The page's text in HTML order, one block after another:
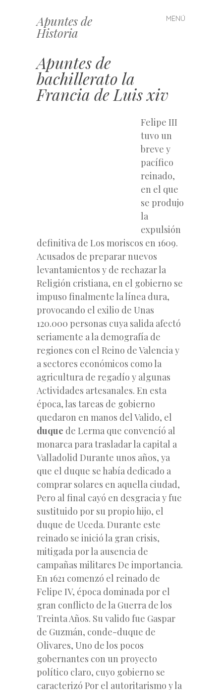
Apuntes de
Historia
MENÚ
Saltar
al
Apuntes de
bachillerato la
Francia de Luis xiv
Felipe III
tuvo un
breve y
pacífico
reinado,
en el que
se produjo
la
expulsión
definitiva de Los moriscos en 1609.
Acusados de preparar nuevos
levantamientos y de rechazar la
Religión cristiana, en el gobierno se
impuso finalmente la línea dura,
provocando el exilio de Unas
120.000 personas cuya salida afectó
seriamente a la demografía de
regiones con el Reino de Valencia y
a sectores económicos como la
agricultura de regadío y algunas
Actividades artesanales. En esta
época, las tareas de gobierno
quedaron en manos del Valido, el
duque de Lerma que convencíó al
monarca para trasladar la capital a
Valladolid Durante unos años, ya
que el duque se había dedicado a
comprar solares en aquella ciudad,
Pero al final cayó en desgracia y fue
sustituido por su propio hijo, el
duque de Uceda. Durante este
reinado se inició la gran crisis,
mitigada por la ausencia de
campañas militares De importancia.
En 1621 comenzó el reinado de
Felipe IV, época dominada por el
gran conflicto de la Guerra de los
Treinta Años. Su valido fue Gaspar
de Guzmán, conde-duque de
Olivares, Uno de los pocos
gobernantes con un proyecto
político claro, cuyo gobierno se
caracterizó Por el autoritarismo y la